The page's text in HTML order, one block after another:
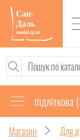
Магазин Для